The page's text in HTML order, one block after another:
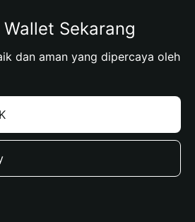
Sekarang
dan aman yang dipercaya oleh